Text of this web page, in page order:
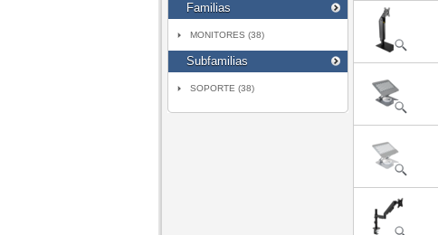
Familias
MONITORES (38)
Subfamilias
SOPORTE (38)